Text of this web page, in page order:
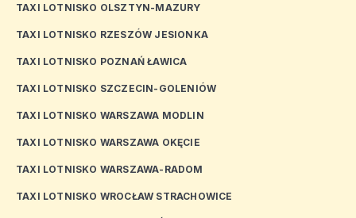
TAXI LOTNISKO OLSZTYN-MAZURY
TAXI LOTNISKO RZESZÓW JESIONKA
TAXI LOTNISKO POZNAŃ ŁAWICA
TAXI LOTNISKO SZCZECIN-GOLENIÓW
TAXI LOTNISKO WARSZAWA MODLIN
TAXI LOTNISKO WARSZAWA OKĘCIE
TAXI LOTNISKO WARSZAWA-RADOM
TAXI LOTNISKO WROCŁAW STRACHOWICE